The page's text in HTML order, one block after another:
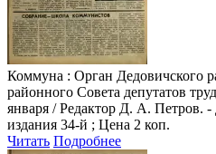
Коммуна : Орган Дедовичского
районного Совета депутатов
января / Редактор Д. А. Петров.
издания 34-й ; Цена 2 коп.
Читать Подробнее